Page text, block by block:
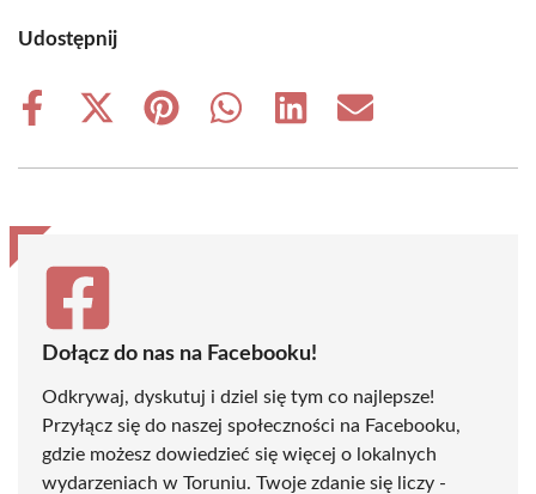
Udostępnij
Share
Share
(Twitter)
Share
Share
Share
Share
Dołącz do nas na Facebooku!
Odkrywaj, dyskutuj i dziel się tym co najlepsze!
Przyłącz się do naszej społeczności na Facebooku,
gdzie możesz dowiedzieć się więcej o lokalnych
wydarzeniach w Toruniu. Twoje zdanie się liczy -